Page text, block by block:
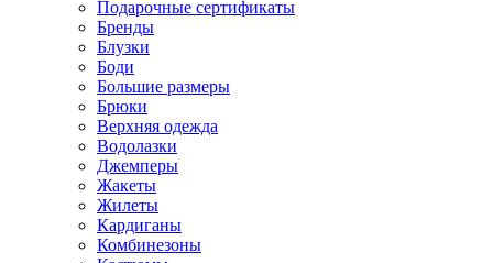
Подарочные сертификаты
Бренды
Блузки
Боди
Большие размеры
Брюки
Верхняя одежда
Водолазки
Джемперы
Жакеты
Жилеты
Кардиганы
Комбинезоны